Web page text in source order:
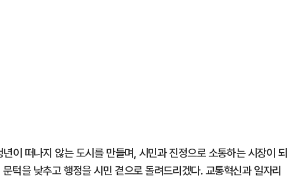
이 떠나지 않는 도시를 만들며, 시민과 진정으로 소통하는 시장이 되
턱을 낮추고 행정을 시민 곁으로 돌려드리겠다. 교통혁신과 일자리